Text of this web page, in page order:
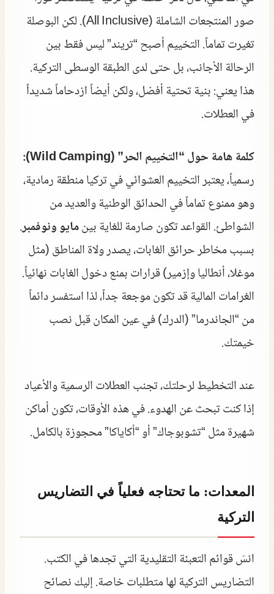
صور المنتجعات الشاملة (All Inclusive). لكن البوصلة
تغيرت تماماً. التخييم أصبح “تريند” ليس فقط بين
الرحالة الأجانب، بل حتى لدى الطبقة الوسطى التركية.
هذا يعني: بنية تحتية أفضل، ولكن أيضاً ازدحاماً شديداً
في العطلات.
كلمة هامة حول “التخييم الحر” (Wild Camping):
رسمياً، يعتبر التخييم العشوائي في تركيا منطقة رمادية،
وهو ممنوع تماماً في الحدائق الوطنية والعديد من
الشواطئ. القواعد تكون صارمة للغاية بينمايو ونوفمبر.
بسبب مخاطر حرائق الغابات، يصدر ولاة المناطق (مثل
موغلا، أنطاليا وإزمير) قرارات بمنع دخول الغابات نهائياً.
الغرامات المالية قد تكون موجعة جداً، لذا استفسر دائماً
من “الجاندرما” (الدرك) في عين المكان قبل نصب
خيمتك.
عند التخطيط لرحلتك، تجنب العطلات الرسمية والأعياد
إذا كنت تبحث عن الهدوء. في هذه الأوقات، تكون أماكن
شهيرة مثل “تشوبوجاك” أو “أكاياكا” محجوزة بالكامل.
المعدات: ما تحتاجه فعلياً في التضاريس
التركية
انسَ قوائم التعبئة التقليدية التي تجدها في الكتب.
التضاريس التركية لها متطلبات خاصة. إليك نصائح